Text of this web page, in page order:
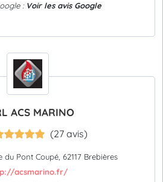
: Voir les avis Google
ACS MARINO
(27 avis)
du Pont Coupé, 62117 Brebières
acsmarino.fr/